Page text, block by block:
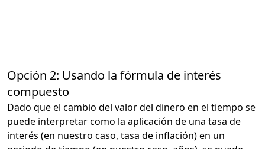
Opción 2: Usando la fórmula de interés
compuesto
Dado que el cambio del valor del dinero en el tiempo se
puede interpretar como la aplicación de una tasa de
interés (en nuestro caso, tasa de inflación) en un